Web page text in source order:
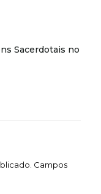
Sacerdotais no
Campos